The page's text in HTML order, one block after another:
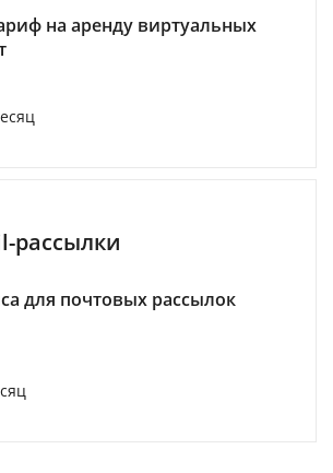
на аренду виртуальных
рассылки
для почтовых рассылок